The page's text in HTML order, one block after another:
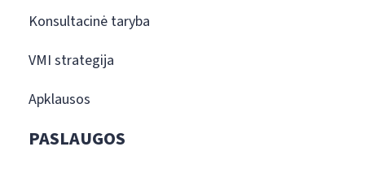
Konsultacinė taryba
VMI strategija
Apklausos
PASLAUGOS